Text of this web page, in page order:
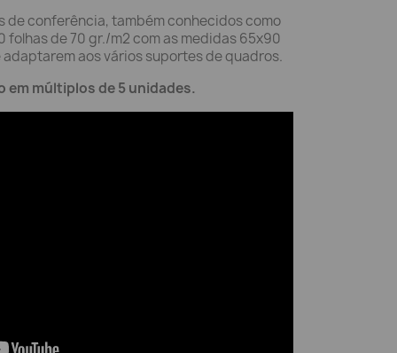
de conferência, também conhecidos como
folhas de 70 gr./m2 com as medidas 65x90
aos vários suportes de quadros.
em múltiplos de 5 unidades.